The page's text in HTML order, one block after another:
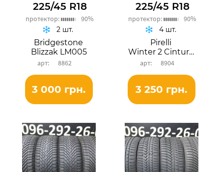
225/45 R18
протектор: 90%
Bridgestone
Blizzak LM005
8862
2 шт.
3 000 грн.
225/45 R18
протектор: 90%
Pirelli
Winter 2 Cinturato
8904
4 шт.
3 250 грн.